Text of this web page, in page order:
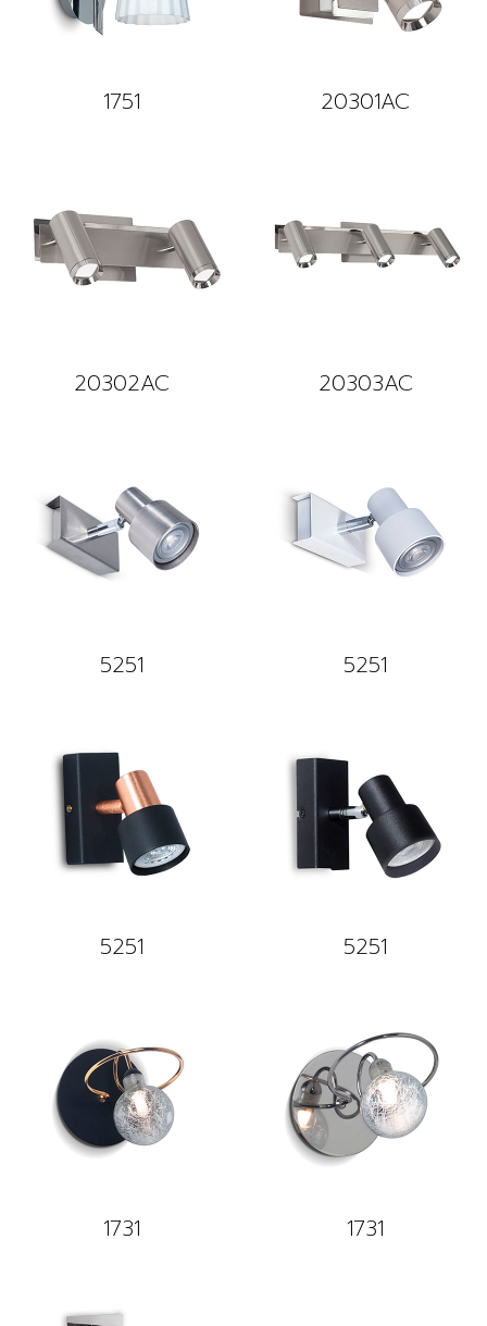
1751 20301AC
20302AC 20303AC
5251 5251
5251 5251
1731 1731